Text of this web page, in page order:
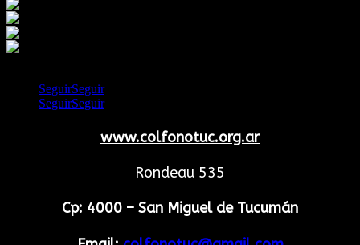
SeguirSeguir
SeguirSeguir
www.colfonotuc.org.ar
Rondeau 535
Cp: 4000 – San Miguel de Tucumán